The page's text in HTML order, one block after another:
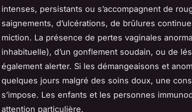
intenses, persistants ou s’accompagnent de
saignements, d’ulcérations, de brûlures
miction. La présence de pertes vaginales
inhabituelle), d’un gonflement soudain, ou de
également alerter. Si les démangeaisons et
quelques jours malgré des soins doux, une
s’impose. Les enfants et les personnes
attention particulière.